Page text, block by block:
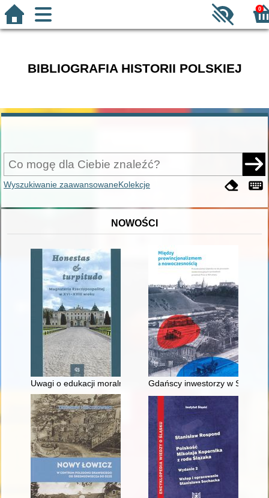
0
BIBLIOGRAFIA HISTORII POLSKIEJ
Wyszukiwanie zaawansowaneKolekcje
NOWOŚCI
Uwagi o edukacji moralnej synów szlacheckich w XVI-
Gdańscy inwestorzy w